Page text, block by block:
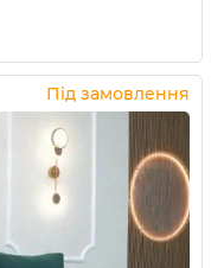
Під замовлення